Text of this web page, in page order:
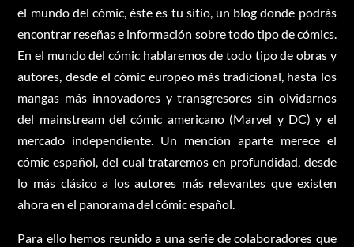
el mundo del cómic, éste es tu sitio, un blog donde podrás
encontrar reseñas e información sobre todo tipo de cómics.
En el mundo del cómic hablaremos de todo tipo de obras y
autores, desde el cómic europeo más tradicional, hasta los
mangas más innovadores y transgresores sin olvidarnos
del mainstream del cómic americano (Marvel y DC) y el
mercado independiente. Un mención aparte merece el
cómic español, del cual trataremos en profundidad, desde
lo más clásico a los autores más relevantes que existen
ahora en el panorama del cómic español.
Para ello hemos reunido a una serie de colaboradores que